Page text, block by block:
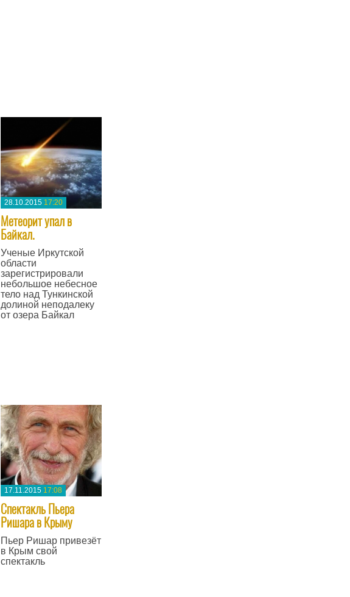
28.10.2015 17:20
Метеорит упал в
Байкал.
Ученые Иркутской
области
зарегистрировали
небольшое небесное
тело над Тункинской
долиной неподалеку
от озера Байкал
17.11.2015 17:08
Спектакль Пьера
Ришара в Крыму
Пьер Ришар привезёт
в Крым свой
спектакль